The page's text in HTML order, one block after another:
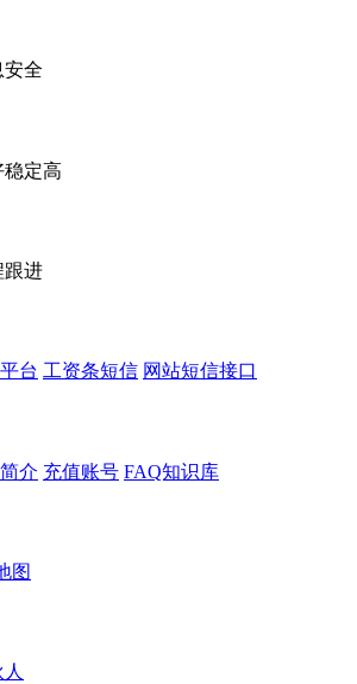
安全
定高
跟进
台 工资条短信 网站短信接口
介 充值账号 FAQ知识库
图